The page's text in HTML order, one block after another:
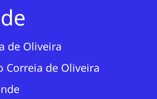
de Oliveira
Correia de Oliveira